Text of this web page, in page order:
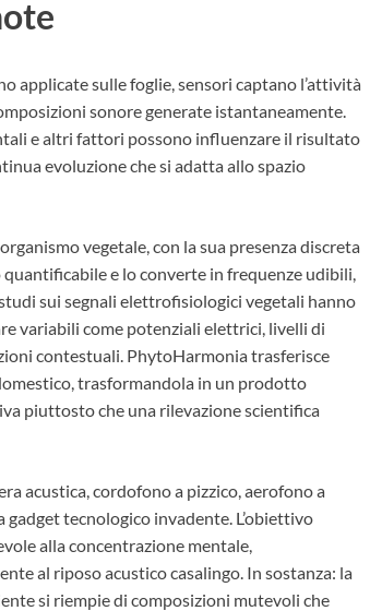
applicate sulle foglie, sensori captano l’attività
sonore generate istantaneamente.
e altri fattori possono influenzare il risultato
evoluzione che si adatta allo spazio
vegetale, con la sua presenza discreta
e lo converte in frequenze udibili,
sui segnali elettrofisiologici vegetali hanno
variabili come potenziali elettrici, livelli di
contestuali. PhytoHarmonia trasferisce
trasformandola in un prodotto
piuttosto che una rilevazione scientifica
acustica, cordofono a pizzico, aerofono a
tecnologico invadente. L’obiettivo
alla concentrazione mentale,
al riposo acustico casalingo. In sostanza: la
si riempie di composizioni mutevoli che